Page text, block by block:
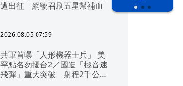
遭出征 網號召刷五星幫補血
2026.08.05 07:59
共軍首曝「人形機器士兵」 美
罕點名勿擾台2／國造「極音速
飛彈」重大突破 射程2千公里